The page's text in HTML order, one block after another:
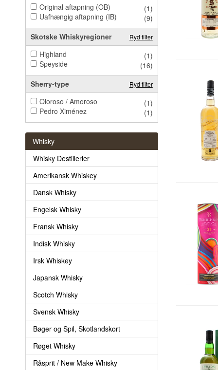
Original aftapning (OB)
(1)
Uafhængig aftapning (IB)
(9)
Skotske Whiskyregioner
Ryd filter
Highland
(1)
Speyside
(16)
Sherry-type
Ryd filter
Oloroso / Amoroso
(1)
Pedro Ximénez
(1)
Whisky
Whisky Destillerier
Amerikansk Whiskey
Dansk Whisky
Engelsk Whisky
Fransk Whisky
Indisk Whisky
Irsk Whiskey
Japansk Whisky
Scotch Whisky
Svensk Whisky
Bøger og Spil, Skotlandskort
Røget Whisky
Råsprit / New Make Whisky